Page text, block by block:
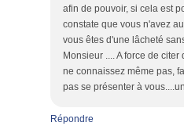
afin de pouvoir, si cela est
constate que vous n'avez
vous êtes d'une lâcheté
Monsieur .... A force de
ne connaissez même pas,
pas se présenter à
Répondre